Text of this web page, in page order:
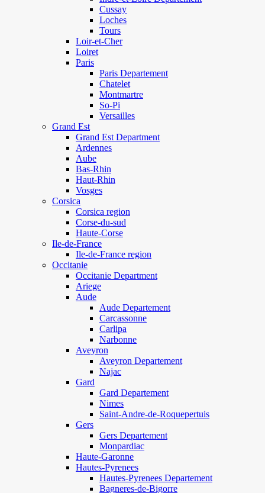
Cussay
Loches
Tours
Loir-et-Cher
Loiret
Paris
Paris Departement
Chatelet
Montmartre
So-Pi
Versailles
Grand Est
Grand Est Department
Ardennes
Aube
Bas-Rhin
Haut-Rhin
Vosges
Corsica
Corsica region
Corse-du-sud
Haute-Corse
Ile-de-France
Ile-de-France region
Occitanie
Occitanie Department
Ariege
Aude
Aude Departement
Carcassonne
Carlipa
Narbonne
Aveyron
Aveyron Departement
Najac
Gard
Gard Departement
Nimes
Saint-Andre-de-Roquepertuis
Gers
Gers Departement
Monpardiac
Haute-Garonne
Hautes-Pyrenees
Hautes-Pyrenees Departement
Bagneres-de-Bigorre